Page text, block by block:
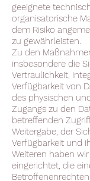
geeignete
organisatorische
dem Risiko
zu gewährleisten.
Zu den
insbesondere die
Vertraulichkeit,
Verfügbarkeit von
des physischen
Zugangs zu den
betreffenden
Weitergabe, der
Verfügbarkeit und
Weiteren haben
eingerichtet, die